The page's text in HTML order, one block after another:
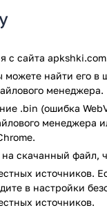
времени. С
которые
в один тап.
на карте.
по
съёмки.
видео с галереей
с сайта
найти его в
менеджера.
.bin (ошибка
менеджера
скачанный файл,
источников.
в настройки
источников.